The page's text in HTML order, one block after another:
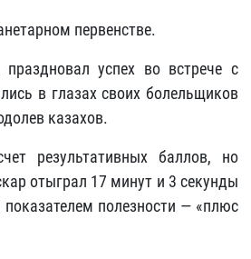
первенстве.
успех во встрече с
в глазах своих болельщиков
казахов.
результативных баллов, но
отыграл 17 минут и 3 секунды
полезности — «плюс